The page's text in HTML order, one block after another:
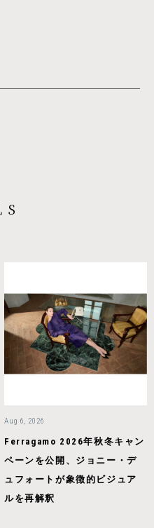
Aug 6, 2026
Ferragamo 2026年秋冬キャン
ペーンを公開、ジョニー・デ
ュフォートが象徴的ビジュア
ルを再解釈